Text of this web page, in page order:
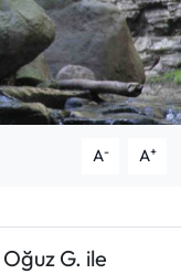
A- A+
G. ile